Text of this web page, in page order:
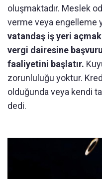
oluşmaktadır. Meslek
verme veya engelleme
vatandaş iş yeri
vergi dairesine
faaliyetini başlatır.
zorunluluğu yoktur.
olduğunda veya kendi
dedi.